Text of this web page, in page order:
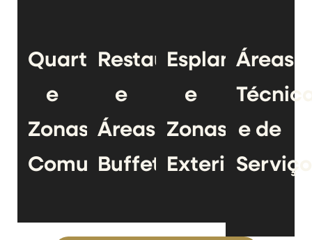
Quartos
e
Zonas
Comuns
Restaurantes
e
Áreas
Buffet
Esplanadas
e
Zonas
Exteriores
Áreas
e de
Serviço